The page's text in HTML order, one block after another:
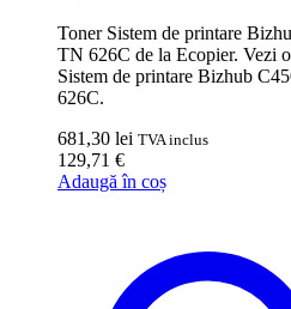
Toner Sistem de printare
TN 626C de la Ecopier. Vezi
Sistem de printare Bizhub
626C.
681,30 lei TVA inclus
129,71 €
Adaugă în coș